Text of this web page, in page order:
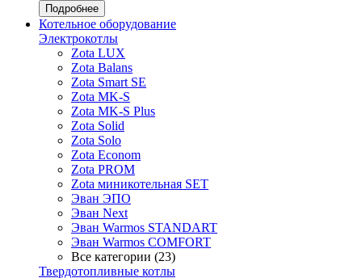
Подробнее
Котельное оборудование
Электрокотлы
Zota LUX
Zota Balans
Zota Smart SE
Zota MK-S
Zota MK-S Plus
Zota Solid
Zota Solo
Zota Econom
Zota PROM
Zota миникотельная SET
Эван ЭПО
Эван Next
Эван Warmos STANDART
Эван Warmos COMFORT
Все категории (23)
Твердотопливные котлы